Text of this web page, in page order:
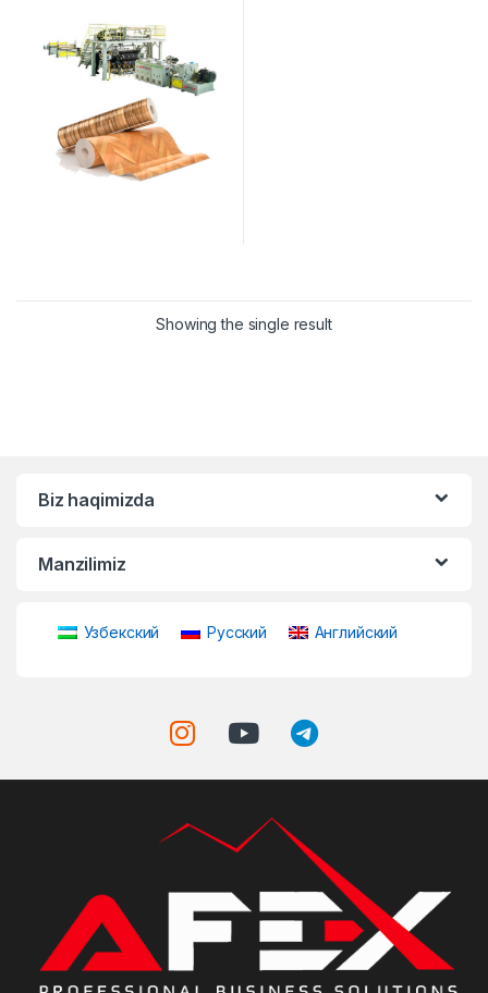
Showing the single result
Biz haqimizda
Manzilimiz
Узбекский Русский Английский